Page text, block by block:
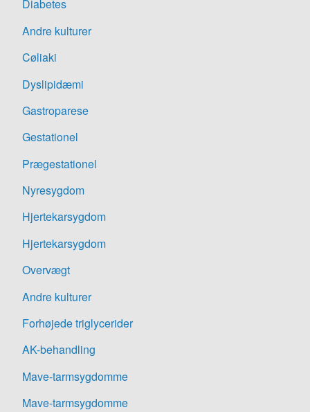
Diabetes
Andre kulturer
Cøliaki
Dyslipidæmi
Gastroparese
Gestationel
Prægestationel
Nyresygdom
Hjertekarsygdom
Hjertekarsygdom
Overvægt
Andre kulturer
Forhøjede triglycerider
AK-behandling
Mave-tarmsygdomme
Mave-tarmsygdomme